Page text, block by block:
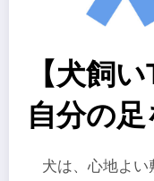
【犬飼
自分の
犬は、心地よい